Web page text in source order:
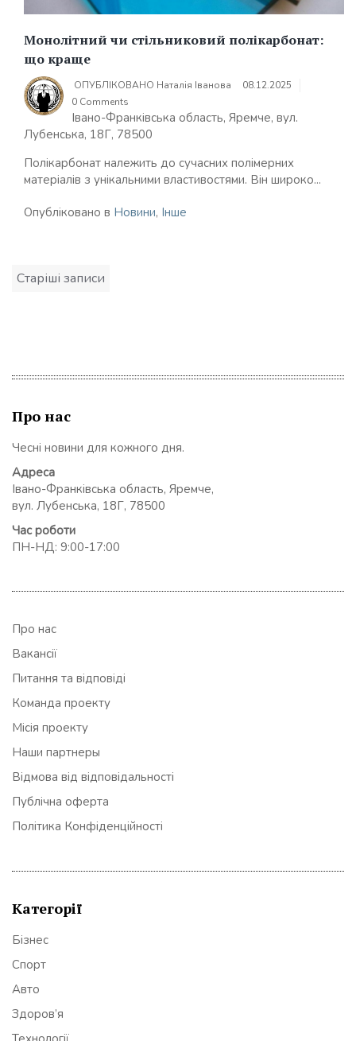
Монолітний чи стільниковий полікарбонат:
що краще
ОПУБЛІКОВАНО Наталія Іванова
08.12.2025
0 Comments
Івано-Франківська область, Яремче, вул.
Лубенська, 18Г, 78500
Полікарбонат належить до сучасних полімерних
матеріалів з унікальними властивостями. Він широко...
Опубліковано в Новини, Інше
Навігація
Старіші записи
Про нас
Чесні новини для кожного дня.
Адреса
Івано-Франківська область, Яремче,
вул. Лубенська, 18Г, 78500
Час роботи
ПН-НД: 9:00-17:00
Про нас
Вакансії
Питання та відповіді
Команда проекту
Місія проекту
Наши партнеры
Відмова від відповідальності
Публічна оферта
Політика Конфіденційності
Категорії
Бізнес
Спорт
Авто
Здоров’я